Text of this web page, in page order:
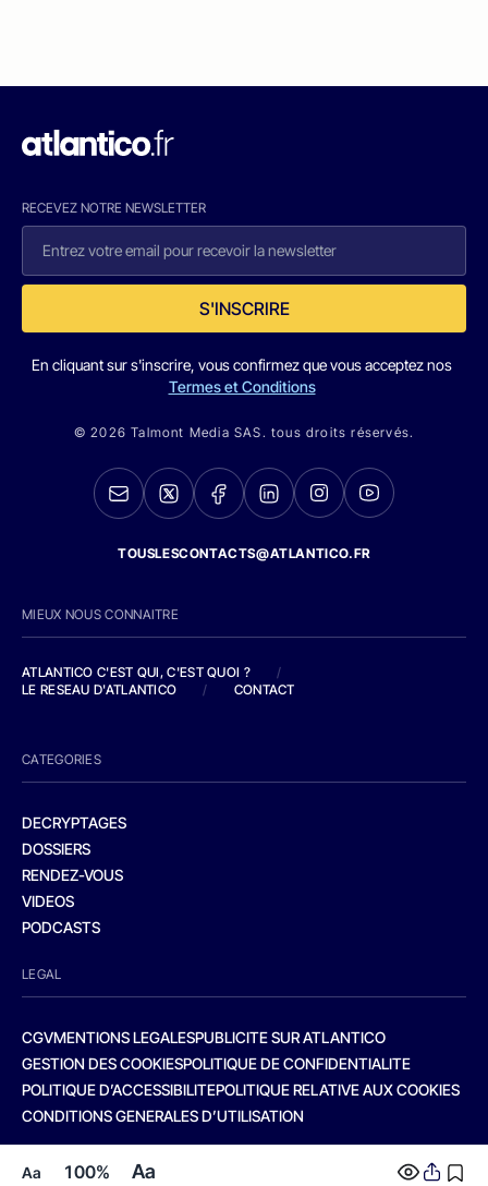
Aa 100% Aa
RECEVEZ NOTRE NEWSLETTER
S'INSCRIRE
En cliquant sur s'inscrire, vous confirmez que vous acceptez nos
Termes et Conditions
© 2026 Talmont Media SAS. tous droits réservés.
TOUSLESCONTACTS@ATLANTICO.FR
MIEUX NOUS CONNAITRE
ATLANTICO C'EST QUI, C'EST QUOI ?
/
LE RESEAU D'ATLANTICO
/ CONTACT
CATEGORIES
DECRYPTAGES
DOSSIERS
RENDEZ-VOUS
VIDEOS
PODCASTS
LEGAL
CGVMENTIONS LEGALESPUBLICITE SUR ATLANTICO
GESTION DES COOKIESPOLITIQUE DE CONFIDENTIALITE
POLITIQUE D’ACCESSIBILITEPOLITIQUE RELATIVE AUX COOKIES
CONDITIONS GENERALES D’UTILISATION